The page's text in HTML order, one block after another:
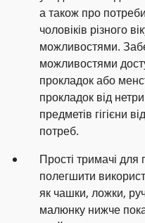
а також про потреби
чоловіків різного
можливостями.
можливостями
прокладок або
прокладок від
предметів гігієни
потреб.
Прості тримачі
полегшити
як чашки, ложки,
малюнку нижче